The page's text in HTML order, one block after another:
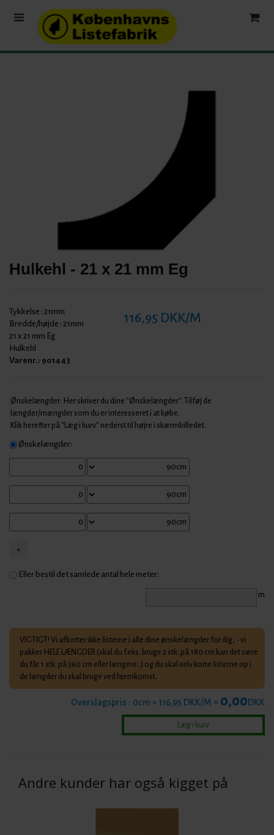
Hulkehl - 21 x 21 mm Eg
Tykkelse : 21mm
Bredde/højde : 21mm
21 x 21 mm Eg
Hulkehl
Varenr.: 901443
116,95 DKK/M
Ønskelængder: Her skriver du dine "Ønskelængder". Tilføj de
længder/mængder som du er interesseret i at købe.
Klik herefter på "Læg i kurv" nederst til højre i skærmbilledet.
Ønskelængder:
Eller bestil det samlede antal hele meter:
m
VIGTIGT! Vi afkorter ikke listerne i alle dine ønskelængder for dig, - vi
pakker HELE LÆNGDER (skal du f.eks. bruge 2 stk. på 180 cm kan det være
du får 1 stk. på 360 cm eller længere..) og du skal selv korte listerne op i
de længder du skal bruge ved hjemkomst.
Overslagspris : 0cm × 116,95 DKK/M = 0,00DKK
Andre kunder har også kigget på